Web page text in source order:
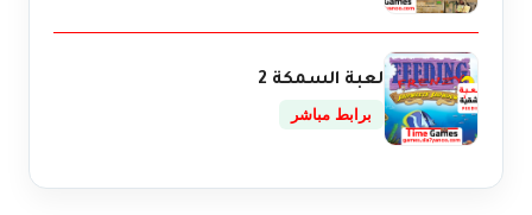
لعبة السمكة 2
برابط مباشر